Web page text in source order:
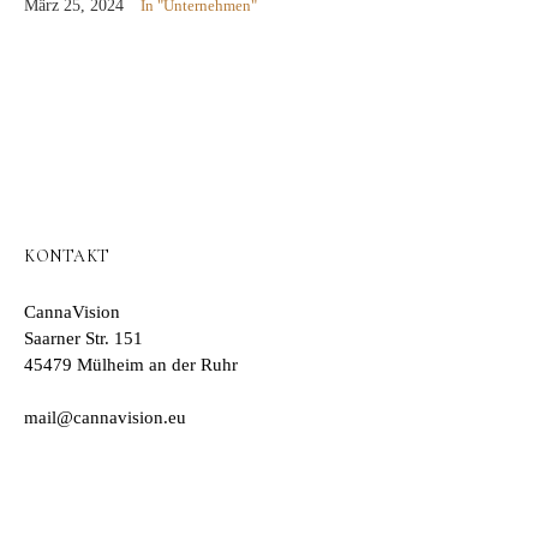
März 25, 2024
In "Unternehmen"
KONTAKT
CannaVision
Saarner Str. 151
45479 Mülheim an der Ruhr
mail@cannavision.eu